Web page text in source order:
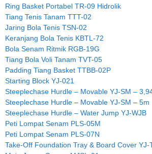
Ring Basket Portabel TR-09 Hidrolik
Tiang Tenis Tanam TTT-02
Jaring Bola Tenis TSN-02
Keranjang Bola Tenis KBTL-72
Bola Senam Ritmik RGB-19G
Tiang Bola Voli Tanam TVT-05
Padding Tiang Basket TTBB-02P
Starting Block YJ-021
Steeplechase Hurdle – Movable YJ-SM –
Steeplechase Hurdle – Movable YJ-SM – 5m
Steeplechase Hurdle – Water Jump YJ-WJB
Peti Lompat Senam PLS-05M
Peti Lompat Senam PLS-07N
Take-Off Foundation Tray & Board Cover YJ-